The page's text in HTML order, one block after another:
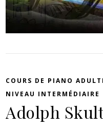
COURS DE PIANO
NIVEAU INTERMÉDIAIRE
Adolph